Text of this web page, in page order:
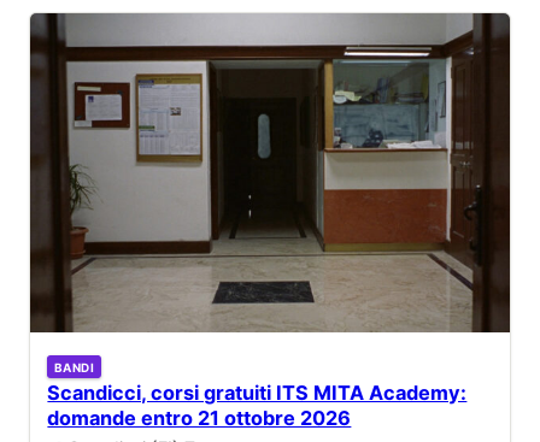
BANDI
Scandicci, corsi gratuiti ITS MITA Academy:
domande entro 21 ottobre 2026